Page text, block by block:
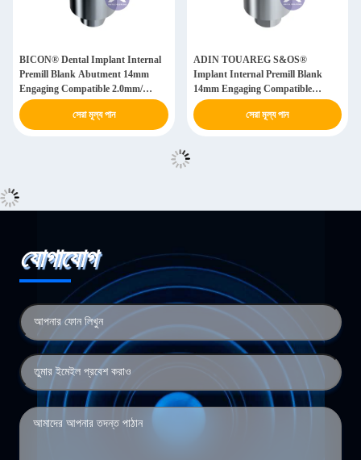
BICON® Dental Implant Internal
Premill Blank Abutment 14mm
Engaging Compatible 2.0mm/
2.5mm/ 3.0mm
সেরা মূল্য পান
ADIN TOUAREG S&OS®
Implant Internal Premill Blank
14mm Engaging Compatible
3.5mm/ 3.75mm/ 4.2mm/ 5.0mm/
6.0mm
সেরা মূল্য পান
যোগাযোগ